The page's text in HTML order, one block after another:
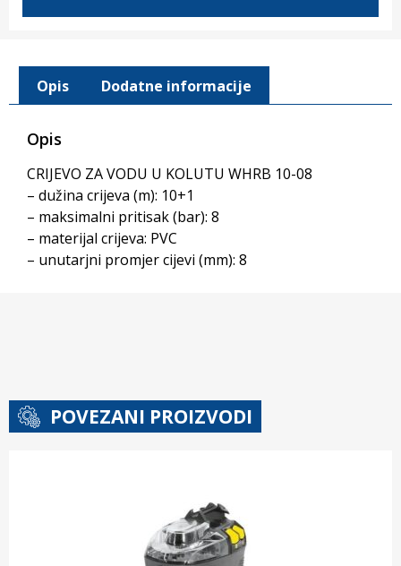
Opis Dodatne informacije
Opis
CRIJEVO ZA VODU U KOLUTU WHRB 10-08
– dužina crijeva (m): 10+1
– maksimalni pritisak (bar): 8
– materijal crijeva: PVC
– unutarjni promjer cijevi (mm): 8
POVEZANI PROIZVODI